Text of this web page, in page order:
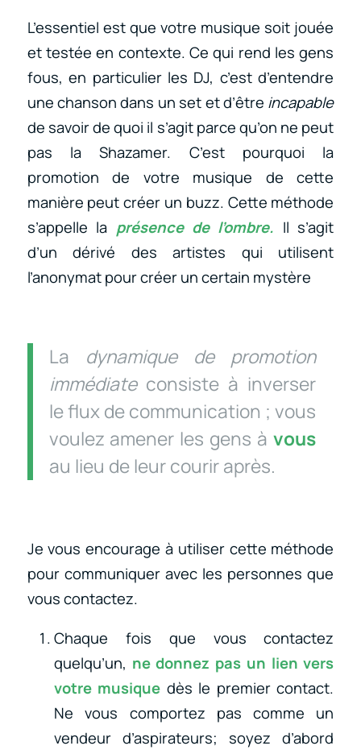
L’essentiel est que votre musique soit jouée
et testée en contexte. Ce qui rend les gens
fous, en particulier les DJ, c’est d’entendre
une chanson dans un set et d’être incapable
de savoir de quoi il s’agit parce qu’on ne peut
pas la Shazamer. C’est pourquoi la
promotion de votre musique de cette
manière peut créer un buzz. Cette méthode
s’appelle la présence de l’ombre. Il s’agit
d’un dérivé des artistes qui utilisent
l’anonymat pour créer un certain mystère
La dynamique de promotion
immédiateconsiste à inverser
le flux de communication ; vous
voulez amener les gens à vous
au lieu de leur courir après.
Je vous encourage à utiliser cette méthode
pour communiquer avec les personnes que
vous contactez.
Chaque fois que vous contactez
quelqu’un, ne donnez pas un lien vers
votre musique dès le premier contact.
Ne vous comportez pas comme un
vendeur d’aspirateurs; soyez d’abord